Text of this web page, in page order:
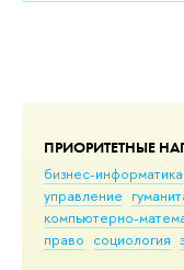
ПРИОРИТЕТНЫЕ
бизнес-информатика
управление
компьютерно-
право социология